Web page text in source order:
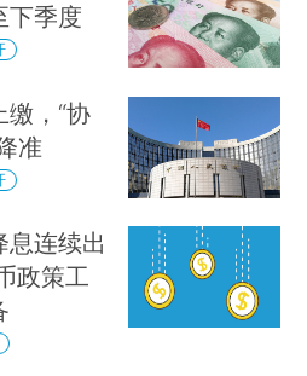
下季度
，“协
准
息连续出
政策工